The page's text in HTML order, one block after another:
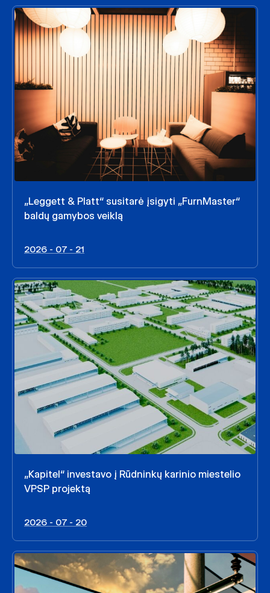
„Leggett & Platt“ susitarė įsigyti „FurnMaster“
baldų gamybos veiklą
2026 - 07 - 21
„Kapitel“ investavo į Rūdninkų karinio miestelio
VPSP projektą
2026 - 07 - 20